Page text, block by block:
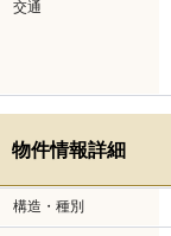
交通
物件情報詳細
構造・種別